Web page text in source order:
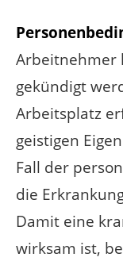
Arbeitnehmer
gekündigt
Arbeitsplatz
geistigen
Fall der
die
Damit eine
wirksam ist,